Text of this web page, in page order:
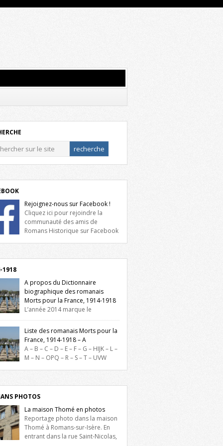
Rejoignez-nous sur Facebook !
Cliquez ici pour rejoindre la
communauté des amis de
Romans Historique sur Facebook
1918
A propos du Dictionnaire
biographique des romanais
Morts pour la France, 1914-1918
L’année 2014 marque le
du début de la Première Guerre
et ce dictionnaire biographique veut
hommage aux romanais Morts pour la
durant ce conflit. La base de cette
historique est constituée des noms
sur les plaques commémoratives de
de Ville, du lycée du Dauphiné et du
Liste des romanais Morts pour la
France, 1914-1918 – A
A – B – C – D – E – F – G – HIJK – L –
M – N – OPQ – R – S – T – UVW
lettre. Liste des romanais […]
PHOTOS
La maison Thomé en photos
Reportage photo dans la maison
Thomé à Romans-sur-Isère. En
entrant dans la rue Saint-Nicolas,